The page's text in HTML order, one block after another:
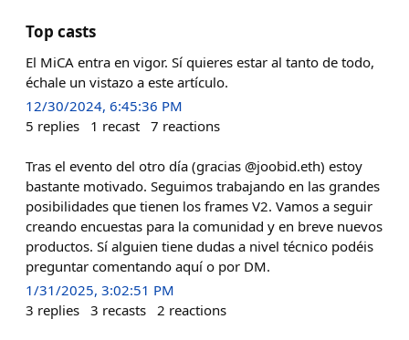
Top casts
El MiCA entra en vigor. Sí quieres estar al tanto de todo,
échale un vistazo a este artículo.
12/30/2024, 6:45:36 PM
5 replies 1 recast 7 reactions
Tras el evento del otro día (gracias @joobid.eth) estoy
bastante motivado. Seguimos trabajando en las grandes
posibilidades que tienen los frames V2. Vamos a seguir
creando encuestas para la comunidad y en breve nuevos
productos. Sí alguien tiene dudas a nivel técnico podéis
preguntar comentando aquí o por DM.
1/31/2025, 3:02:51 PM
3 replies 3 recasts 2 reactions